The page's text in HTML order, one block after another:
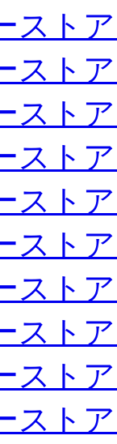
スト
スト
スト
スト
スト
スト
スト
スト
スト
スト